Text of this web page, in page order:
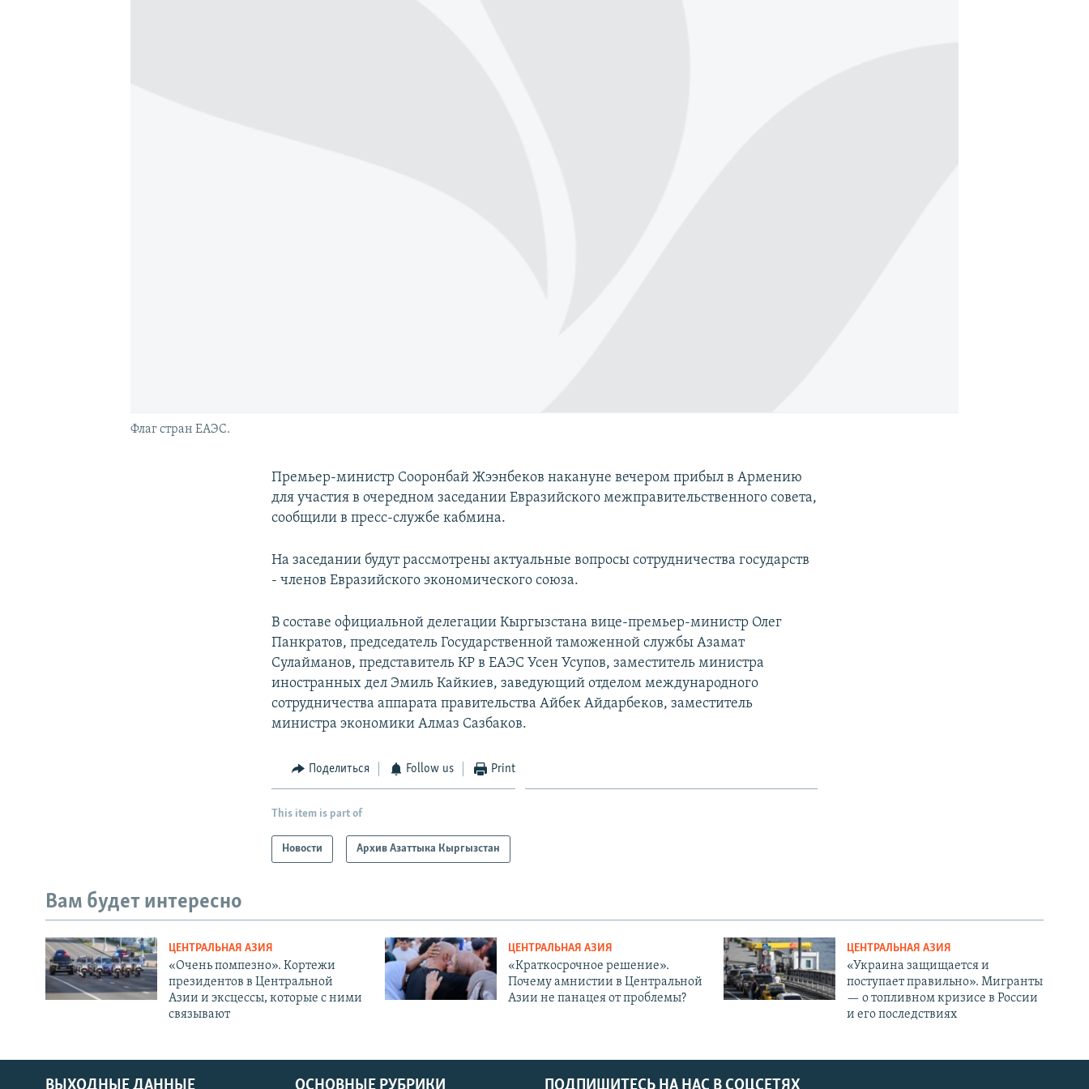
Флаг стран ЕАЭС.
Премьер-министр Сооронбай Жээнбеков накануне вечером прибыл в Армению
для участия в очередном заседании Евразийского межправительственного совета,
сообщили в пресс-службе кабмина.
На заседании будут рассмотрены актуальные вопросы сотрудничества государств
- членов Евразийского экономического союза.
В составе официальной делегации Кыргызстана вице-премьер-министр Олег
Панкратов, председатель Государственной таможенной службы Азамат
Сулайманов, представитель КР в ЕАЭС Усен Усупов, заместитель министра
иностранных дел Эмиль Кайкиев, заведующий отделом международного
сотрудничества аппарата правительства Айбек Айдарбеков, заместитель
министра экономики Алмаз Сазбаков.
Поделиться Follow us Print
This item is part of
Новости Архив Азаттыка Кыргызстан
Вам будет интересно
ЦЕНТРАЛЬНАЯ АЗИЯ
«Очень помпезно». Кортежи
президентов в Центральной
Азии и эксцессы, которые с ними
связывают
ЦЕНТРАЛЬНАЯ АЗИЯ
«Краткосрочное решение».
Почему амнистии в Центральной
Азии не панацея от проблемы?
ЦЕНТРАЛЬНАЯ АЗИЯ
«Украина защищается и
поступает правильно». Мигранты
— о топливном кризисе в России
и его последствиях
ПОДПИШИТЕСЬ НА НАС В СОЦСЕТЯХ
ВЫХОДНЫЕ ДАННЫЕ ОСНОВНЫЕ РУБРИКИ